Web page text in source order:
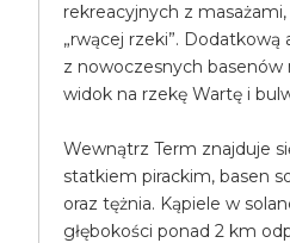
rekreacyjnych z
„rwącej rzeki”.
z nowoczesnych
widok na rzekę Wartę i
Wewnątrz Term znajduje
statkiem pirackim, basen
oraz tężnia. Kąpiele w
głębokości ponad 2 km